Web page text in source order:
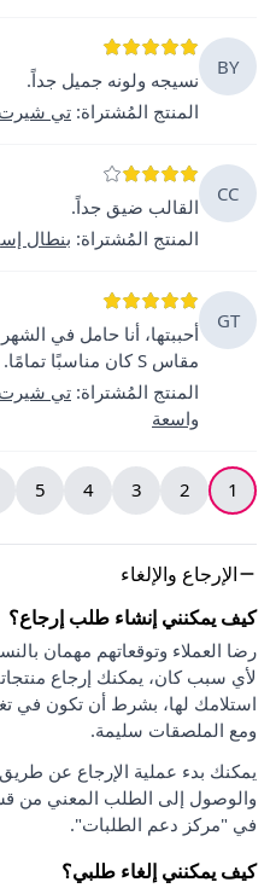
BY
نسيجه ولونه جميل جداً.
المنتج المُشتراة: تي
CC
القالب ضيق جداً.
المنتج المُشتراة: بنطال
GT
مقاس S كان مناسبًا تمامًا.
المنتج المُشتراة: تي شيرت
واسعة
1
2
3
4
5
الإرجاع والإلغاء
كيف يمكنني إنشاء طلب إرجاع؟
رضا العملاء وتوقعاتهم مهمان
استلامك لها، بشرط أن تكون في
ومع الملصقات سليمة.
يمكنك بدء عملية الإرجاع عن
والوصول إلى الطلب المعني من
في "مركز دعم الطلبات".
كيف يمكنني إلغاء طلبي؟